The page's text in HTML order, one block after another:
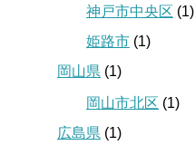
神戸市中央区 (1)
姫路市 (1)
岡山県 (1)
岡山市北区 (1)
広島県 (1)